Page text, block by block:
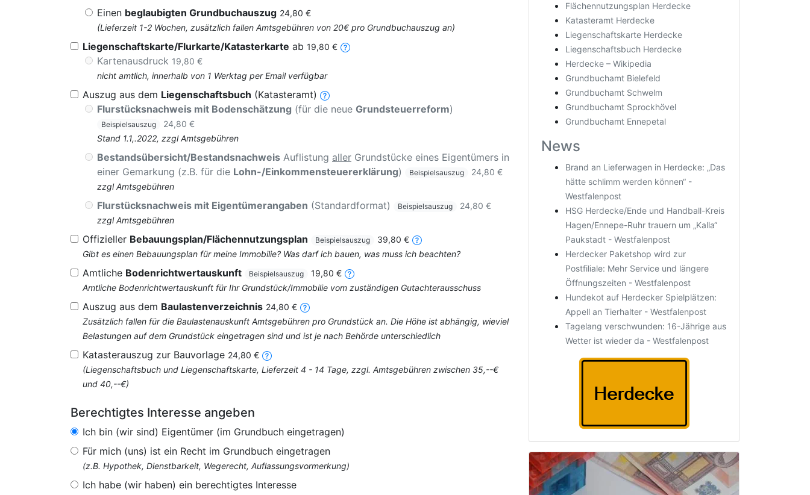
Einen beglaubigten Grundbuchauszug 24,80 €
(Lieferzeit 1-2 Wochen, zusätzlich fallen Amtsgebühren von 20€ pro Grundbuchauszug an)
Liegenschaftskarte/Flurkarte/Katasterkarte ab 19,80 €
Kartenausdruck 19,80 €
nicht amtlich, innerhalb von 1 Werktag per Email verfügbar
Auszug aus dem Liegenschaftsbuch (Katasteramt)
Flurstücksnachweis mit Bodenschätzung (für die neue Grundsteuerreform)
Beispielsauszug
24,80 €
Stand 1.1,.2022, zzgl Amtsgebühren
Bestandsübersicht/Bestandsnachweis Auflistung aller Grundstücke eines Eigentümers in
einer Gemarkung (z.B. für die Lohn-/Einkommensteuererklärung) Beispielsauszug
24,80 €
zzgl Amtsgebühren
Flurstücksnachweis mit Eigentümerangaben (Standardformat) Beispielsauszug
24,80 €
zzgl Amtsgebühren
Offizieller Bebauungsplan/Flächennutzungsplan Beispielsauszug
39,80 €
Gibt es einen Bebauungsplan für meine Immobilie? Was darf ich bauen, was muss ich beachten?
Amtliche Bodenrichtwertauskunft Beispielsauszug
19,80 €
Amtliche Bodenrichtwertauskunft für Ihr Grundstück/Immobilie vom zuständigen Gutachterausschuss
Auszug aus dem Baulastenverzeichnis 24,80 €
Zusätzlich fallen für die Baulastenauskunft Amtsgebühren pro Grundstück an. Die Höhe ist abhängig, wieviel
Belastungen auf dem Grundstück eingetragen sind und ist je nach Behörde unterschiedlich
Katasterauszug zur Bauvorlage 24,80 €
(Liegenschaftsbuch und Liegenschaftskarte, Lieferzeit 4 - 14 Tage, zzgl. Amtsgebühren zwischen 35,--€
und 40,--€)
Berechtigtes Interesse angeben
Ich bin (wir sind) Eigentümer (im Grundbuch eingetragen)
Für mich (uns) ist ein Recht im Grundbuch eingetragen
(z.B. Hypothek, Dienstbarkeit, Wegerecht, Auflassungsvormerkung)
Ich habe (wir haben) ein berechtigtes Interesse
Flächennutzungsplan Herdecke
Katasteramt Herdecke
Liegenschaftskarte Herdecke
Liegenschaftsbuch Herdecke
Herdecke – Wikipedia
Grundbuchamt Bielefeld
Grundbuchamt Schwelm
Grundbuchamt Sprockhövel
Grundbuchamt Ennepetal
News
Brand an Lieferwagen in Herdecke: „Das
hätte schlimm werden können“ -
Westfalenpost
HSG Herdecke/Ende und Handball-Kreis
Hagen/Ennepe-Ruhr trauern um „Kalla“
Paukstadt - Westfalenpost
Herdecker Paketshop wird zur
Postfiliale: Mehr Service und längere
Öffnungszeiten - Westfalenpost
Hundekot auf Herdecker Spielplätzen:
Appell an Tierhalter - Westfalenpost
Tagelang verschwunden: 16-Jährige aus
Wetter ist wieder da - Westfalenpost